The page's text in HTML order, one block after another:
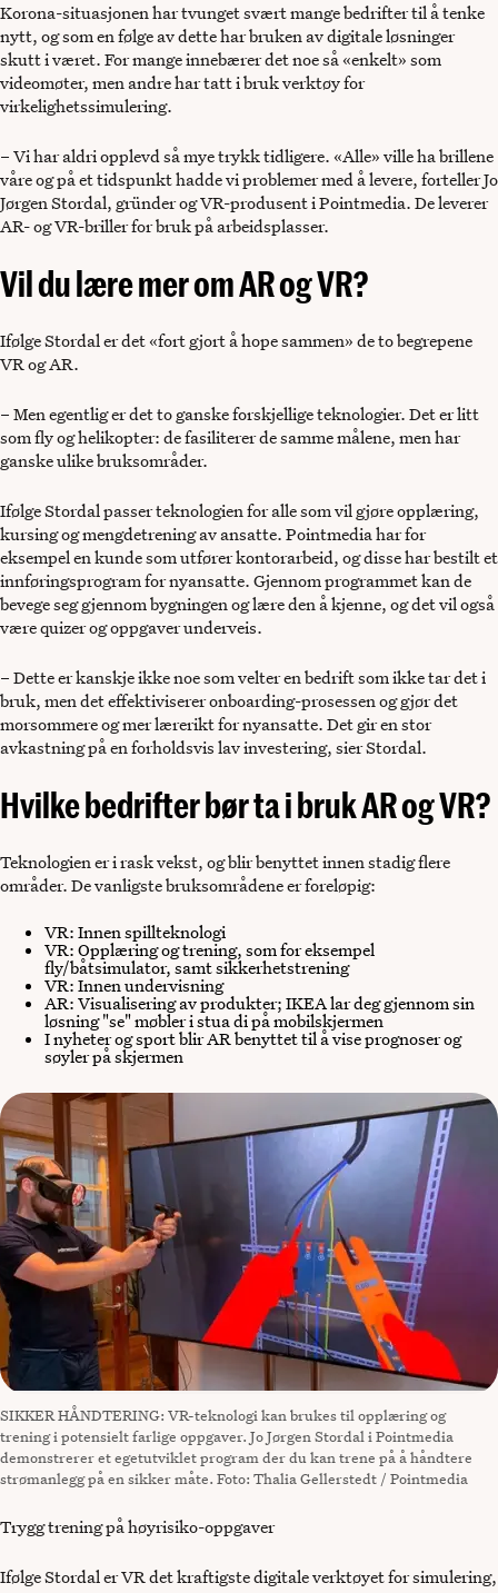
Korona-situasjonen har tvunget svært mange bedrifter til å tenke
nytt, og som en følge av dette har bruken av digitale løsninger
skutt i været. For mange innebærer det noe så «enkelt» som
videomøter, men andre har tatt i bruk verktøy for
virkelighetssimulering.
– Vi har aldri opplevd så mye trykk tidligere. «Alle» ville ha brillene
våre og på et tidspunkt hadde vi problemer med å levere, forteller Jo
Jørgen Stordal, gründer og VR-produsent i Pointmedia. De leverer
AR- og VR-briller for bruk på arbeidsplasser.
Vil du lære mer om AR og VR?
Ifølge Stordal er det «fort gjort å hope sammen» de to begrepene
VR og AR.
– Men egentlig er det to ganske forskjellige teknologier. Det er litt
som fly og helikopter: de fasiliterer de samme målene, men har
ganske ulike bruksområder.
Ifølge Stordal passer teknologien for alle som vil gjøre opplæring,
kursing og mengdetrening av ansatte. Pointmedia har for
eksempel en kunde som utfører kontorarbeid, og disse har bestilt et
innføringsprogram for nyansatte. Gjennom programmet kan de
bevege seg gjennom bygningen og lære den å kjenne, og det vil også
være quizer og oppgaver underveis.
– Dette er kanskje ikke noe som velter en bedrift som ikke tar det i
bruk, men det effektiviserer onboarding-prosessen og gjør det
morsommere og mer lærerikt for nyansatte. Det gir en stor
avkastning på en forholdsvis lav investering, sier Stordal.
Hvilke bedrifter bør ta i bruk AR og VR?
Teknologien er i rask vekst, og blir benyttet innen stadig flere
områder. De vanligste bruksområdene er foreløpig:
VR: Innen spillteknologi
VR: Opplæring og trening, som for eksempel
fly/båtsimulator, samt sikkerhetstrening
VR: Innen undervisning
AR: Visualisering av produkter; IKEA lar deg gjennom sin
løsning "se" møbler i stua di på mobilskjermen
I nyheter og sport blir AR benyttet til å vise prognoser og
søyler på skjermen
SIKKER HÅNDTERING: VR-teknologi kan brukes til opplæring og
trening i potensielt farlige oppgaver. Jo Jørgen Stordal i Pointmedia
demonstrerer et egetutviklet program der du kan trene på å håndtere
strømanlegg på en sikker måte. Foto: Thalia Gellerstedt / Pointmedia
Trygg trening på høyrisiko-oppgaver
Ifølge Stordal er VR det kraftigste digitale verktøyet for simulering,